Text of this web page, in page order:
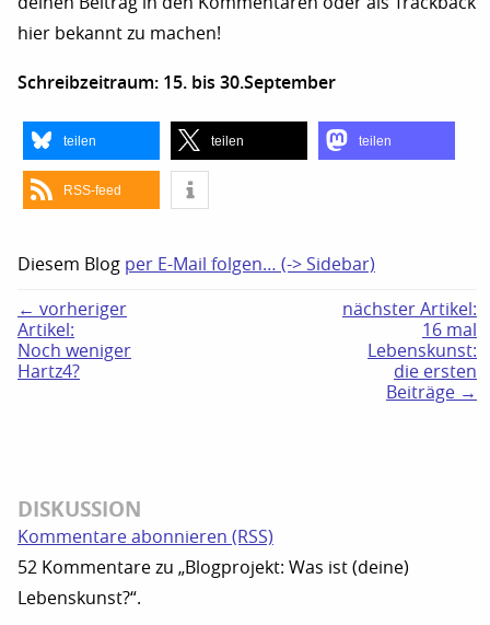
hier bekannt zu machen!
Schreibzeitraum: 15. bis 30.September
teilen teilen teilen
RSS-feed
Diesem Blog per E-Mail folgen… (-> Sidebar)
← vorheriger
Artikel:
Noch weniger
Hartz4?
nächster Artikel:
16 mal
Lebenskunst:
die ersten
Beiträge →
DISKUSSION
Kommentare abonnieren (RSS)
52 Kommentare zu „Blogprojekt: Was ist (deine)
Lebenskunst?“.